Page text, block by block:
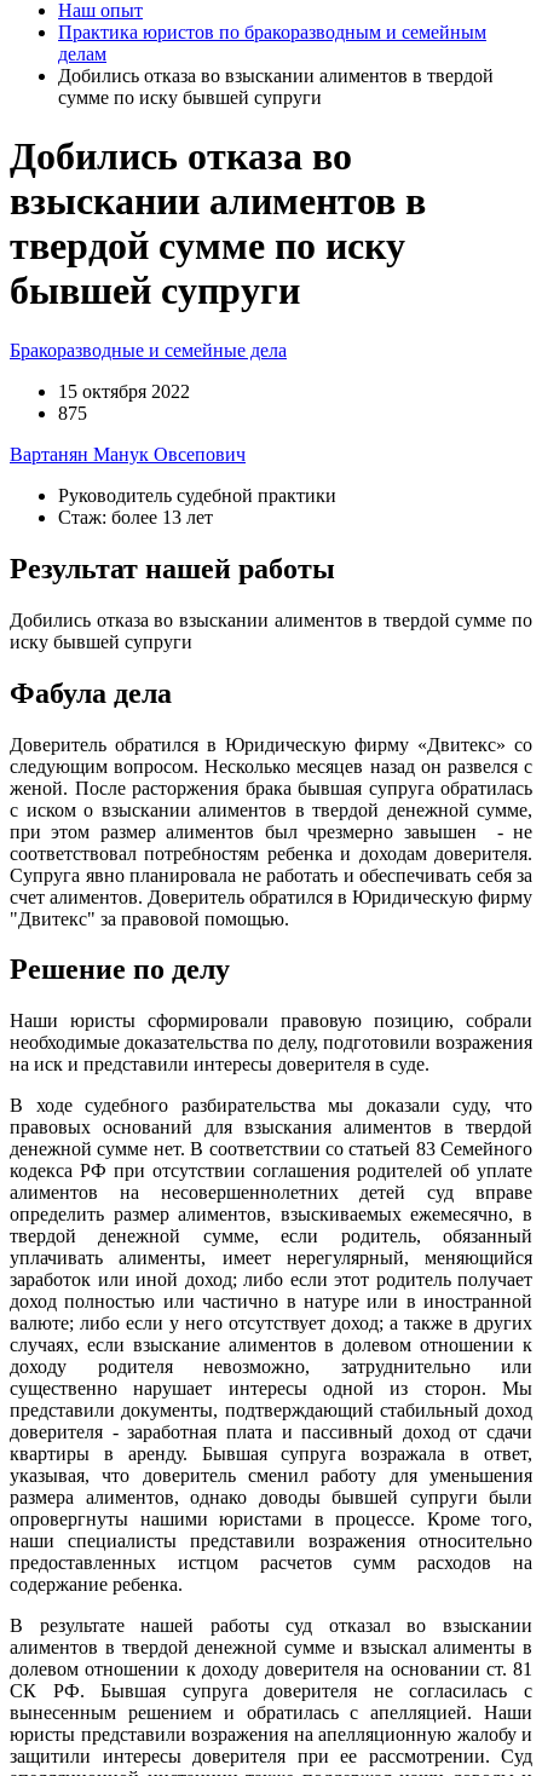
Наш опыт
Практика юристов по бракоразводным и семейным
делам
Добились отказа во взыскании алиментов в твердой
сумме по иску бывшей супруги
Добились отказа во
взыскании алиментов в
твердой сумме по иску
бывшей супруги
Бракоразводные и семейные дела
15 октября 2022
875
Вартанян Манук Овсепович
Руководитель судебной практики
Стаж: более 13 лет
Результат нашей работы
Добились отказа во взыскании алиментов в твердой сумме по
иску бывшей супруги
Фабула дела
Доверитель обратился в Юридическую фирму «Двитекс» со
следующим вопросом. Несколько месяцев назад он развелся с
женой. После расторжения брака бывшая супруга обратилась
с иском о взыскании алиментов в твердой денежной сумме,
при этом размер алиментов был чрезмерно завышен - не
соответствовал потребностям ребенка и доходам доверителя.
Супруга явно планировала не работать и обеспечивать себя за
счет алиментов. Доверитель обратился в Юридическую фирму
"Двитекс" за правовой помощью.
Решение по делу
Наши юристы сформировали правовую позицию, собрали
необходимые доказательства по делу, подготовили возражения
на иск и представили интересы доверителя в суде.
В ходе судебного разбирательства мы доказали суду, что
правовых оснований для взыскания алиментов в твердой
денежной сумме нет. В соответствии со статьей 83 Семейного
кодекса РФ при отсутствии соглашения родителей об уплате
алиментов на несовершеннолетних детей суд вправе
определить размер алиментов, взыскиваемых ежемесячно, в
твердой денежной сумме, если родитель, обязанный
уплачивать алименты, имеет нерегулярный, меняющийся
заработок или иной доход; либо если этот родитель получает
доход полностью или частично в натуре или в иностранной
валюте; либо если у него отсутствует доход; а также в других
случаях, если взыскание алиментов в долевом отношении к
доходу родителя невозможно, затруднительно или
существенно нарушает интересы одной из сторон. Мы
представили документы, подтверждающий стабильный доход
доверителя - заработная плата и пассивный доход от сдачи
квартиры в аренду. Бывшая супруга возражала в ответ,
указывая, что доверитель сменил работу для уменьшения
размера алиментов, однако доводы бывшей супруги были
опровергнуты нашими юристами в процессе. Кроме того,
наши специалисты представили возражения относительно
предоставленных истцом расчетов сумм расходов на
содержание ребенка.
В результате нашей работы суд отказал во взыскании
алиментов в твердой денежной сумме и взыскал алименты в
долевом отношении к доходу доверителя на основании ст. 81
СК РФ. Бывшая супруга доверителя не согласилась с
вынесенным решением и обратилась с апелляцией. Наши
юристы представили возражения на апелляционную жалобу и
защитили интересы доверителя при ее рассмотрении. Суд